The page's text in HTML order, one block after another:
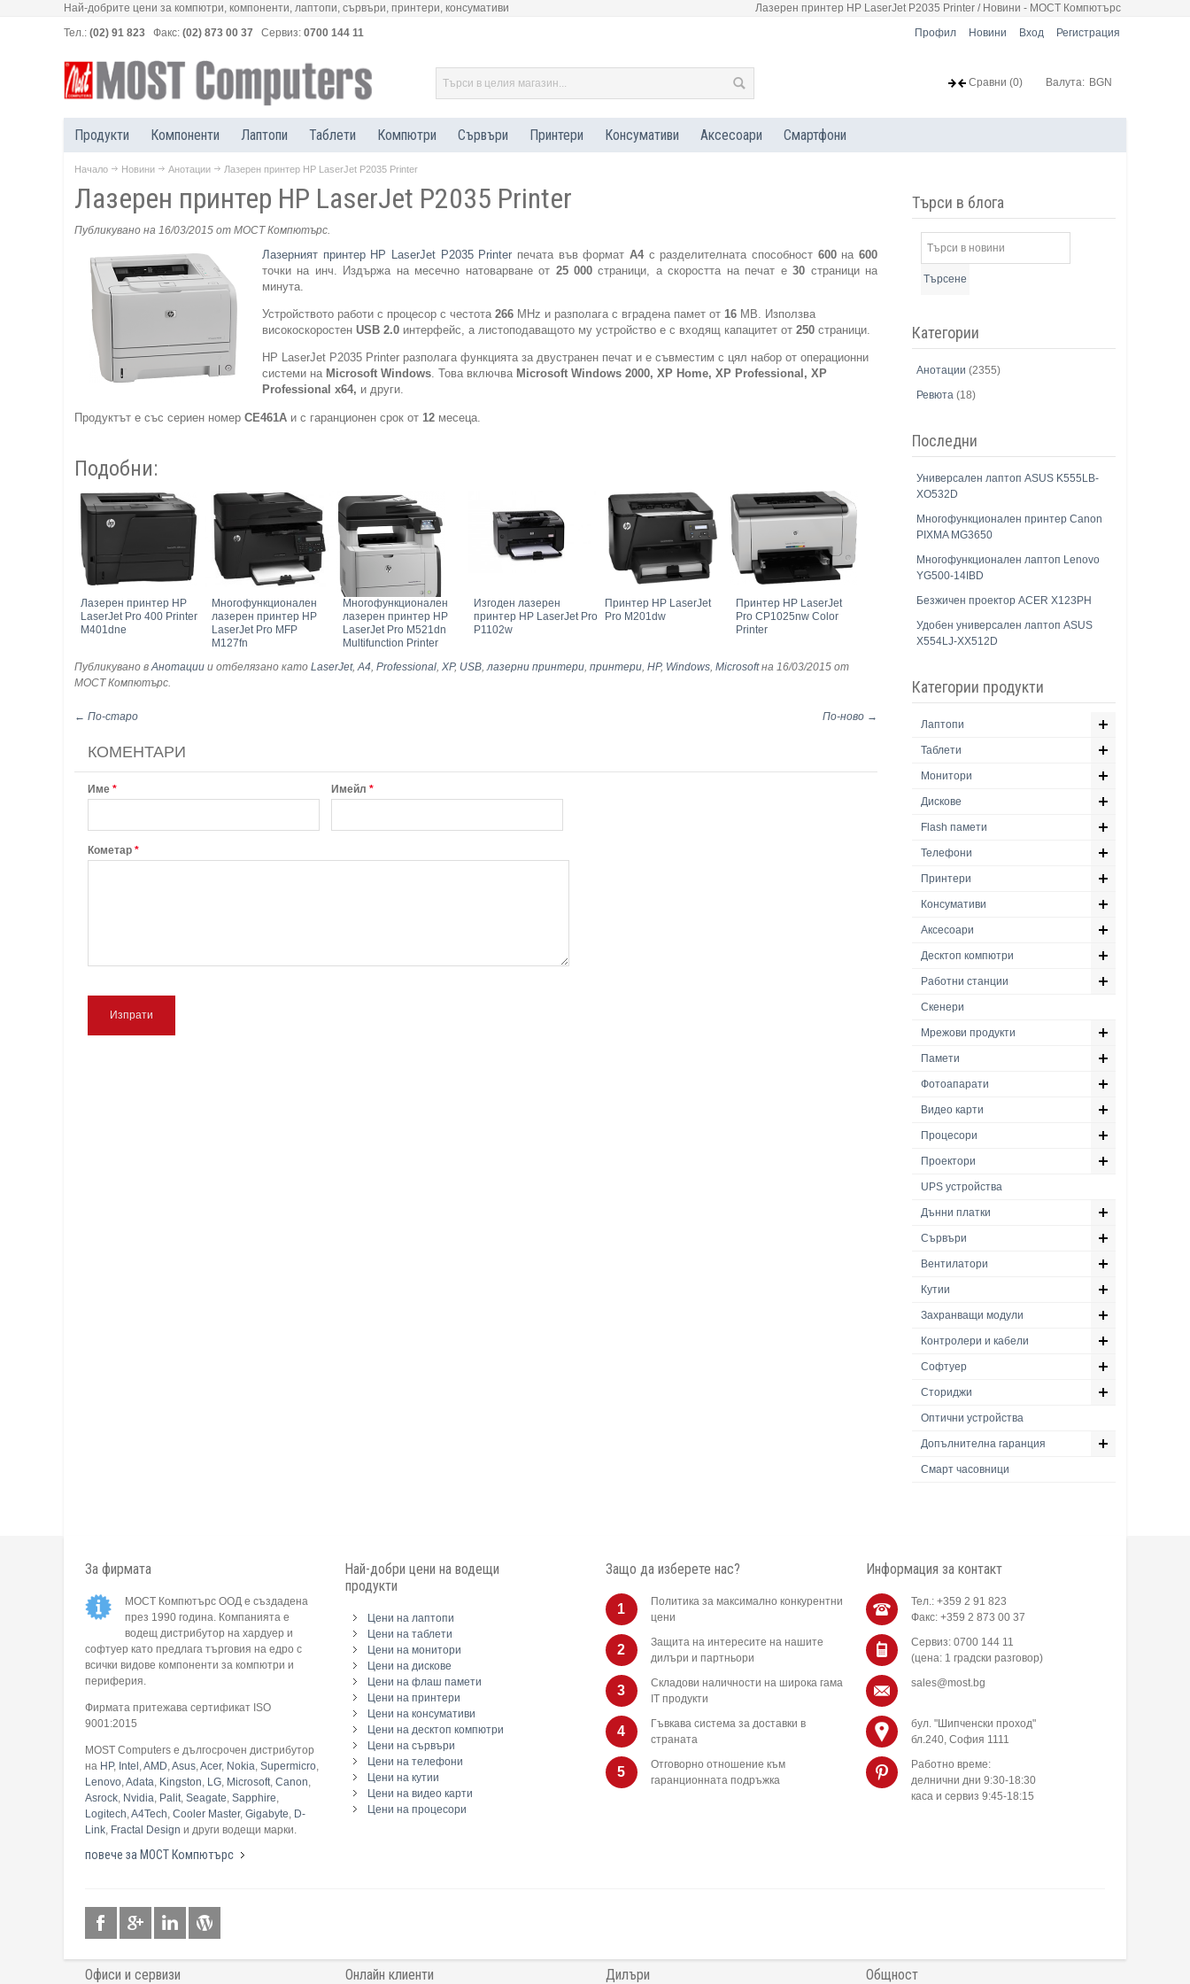
Най-добрите цени за компютри, компоненти, лаптопи, сървъри, принтери, консумативи
Лазерен принтер HP LaserJet P2035 Printer / Новини - МОСТ Компютърс
Тел.: (02) 91 823 Факс: (02) 873 00 37 Сервиз: 0700 144 11 Профил Новини Вход Регистрация
Валута: BGN
Сравни (0)
Продукти Компоненти Лаптопи Таблети Компютри Сървъри Принтери Консумативи Аксесоари Смартфони
Начало Новини Анотации Лазерен принтер HP LaserJet P2035 Printer
Лазерен принтер HP LaserJet P2035 Printer
Публикувано на 16/03/2015 от МОСТ Компютърс
Лазерният принтер HP LaserJet P2035 Printer печата във формат A4с разделителната способност 600на 600
точки на инч. Издържа на месечно натоварване от 25 000 страници, а скоростта на печат е30 страници на
минута.
Устройството работи с процесор с честота 266 MHz и разполага с вградена памет от 16 MB. Използва
високоскоростен USB 2.0 интерфейс, а листоподаващото му устройство е с входящ капацитет от 250 страници.
HP LaserJet P2035 Printer разполага функцията за двустранен печат и е съвместим с цял набор от операционни
системи на Microsoft Windows. Това включва Microsoft Windows 2000, XP Home, XP Professional, XP
Professional x64, и други.
Продуктът е със сериен номер CE461A и с гаранционен срок от 12 месеца.
Подобни:
Лазерен принтер HP
LaserJet Pro 400 Printer
M401dne
Многофункционален
лазерен принтер HP
LaserJet Pro MFP
M127fn
Многофункционален
лазерен принтер HP
LaserJet Pro M521dn
Multifunction Printer
Изгоден лазерен
принтер HP LaserJet Pro
P1102w
Принтер HP LaserJet
Pro M201dw
Принтер HP LaserJet
Pro CP1025nw Color
Printer
Публикувано в Анотации и отбелязано като LaserJet, A4 Professional XP, USB лазерни принтери принтери HP, Windows Microsoftна 16/03/2015 от
МОСТ Компютърс
← По-старо По-ново →
КОМЕНТАРИ
Име * Имейл *
Кометар *
Изпрати
Търси в блога
Търсене
Категории
Анотации (2355)
Ревюта (18)
Последни
Универсален лаптоп ASUS K555LB-
XO532D
Многофункционален принтер Canon
PIXMA MG3650
Многофункционален лаптоп Lenovo
YG500-14IBD
Безжичен проектор ACER X123PH
Удобен универсален лаптоп ASUS
X554LJ-XX512D
Категории продукти
Лаптопи
Таблети
Монитори
Дискове
Flash памети
Телефони
Принтери
Консумативи
Аксесоари
Десктоп компютри
Работни станции
Скенери
Мрежови продукти
Памети
Фотоапарати
Видео карти
Процесори
Проектори
UPS устройства
Дънни платки
Сървъри
Вентилатори
Кутии
Захранващи модули
Контролери и кабели
Софтуер
Сториджи
Оптични устройства
Допълнителна гаранция
Смарт часовници
За фирмата
МОСТ Компютърс ООД е създадена
през 1990 година. Компанията е
водещ дистрибутор на хардуер и
софтуер като предлага търговия на едро с
всички видове компоненти за компютри и
периферия.
Фирмата притежава сертификат ISO
9001:2015
MOST Computers е дългосрочен дистрибутор
на HP, Intel ,AMD,Asus,Acer, Nokia, Supermicro,
Lenovo,Adata, Kingston, LG, Microsoft, Canon,
Asrock, Nvidia, Palit, Seagate, Sapphire,
Logitech,A4Tech, Cooler Master, Gigabyte, D-
Link, Fractal Design и други водещи марки.
повече за МОСТ Компютърс
Най-добри цени на водещи
продукти
Цени на лаптопи
Цени на таблети
Цени на монитори
Цени на дискове
Цени на флаш памети
Цени на принтери
Цени на консумативи
Цени на десктоп компютри
Цени на сървъри
Цени на телефони
Цени на кутии
Цени на видео карти
Цени на процесори
Защо да изберете нас?
1
Политика за максимално конкурентни
цени
2
Защита на интересите на нашите
дилъри и партньори
3
Складови наличности на широка гама
IT продукти
4
Гъвкава система за доставки в
страната
5
Отговорно отношение към
гаранционната подръжка
Информация за контакт
Тел.: +359 2 91 823
Факс: +359 2 873 00 37
Сервиз: 0700 144 11
(цена: 1 градски разговор)
sales@most.bg
бул. "Шипченски проход"
бл.240, София 1111
Работно време:
делнични дни 9:30-18:30
каса и сервиз 9:45-18:15
Офиси и сервизи Онлайн клиенти Дилъри Общност